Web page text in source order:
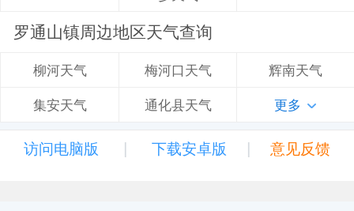
罗通山镇周边地区天气查询
柳河天气 梅河口天气 辉南天气
集安天气 通化县天气 更多
访问电脑版 | 下载安卓版 | 意见反馈